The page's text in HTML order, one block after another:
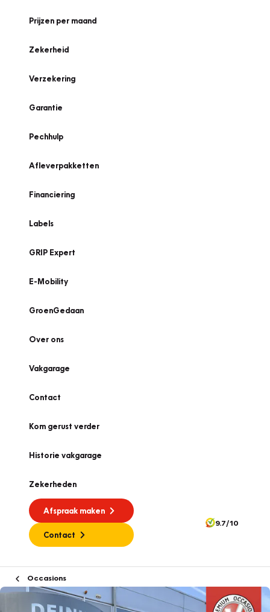
Prijzen per maand
Zekerheid
Verzekering
Garantie
Pechhulp
Afleverpakketten
Financiering
Labels
GRIP Expert
E-Mobility
GroenGedaan
Over ons
Vakgarage
Contact
Kom gerust verder
Historie vakgarage
Zekerheden
Afspraak maken
Contact
9.7/10
Occasions